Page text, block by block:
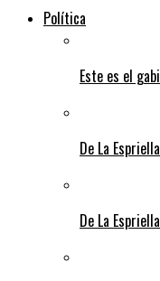
Política
Este es el
De La
De La